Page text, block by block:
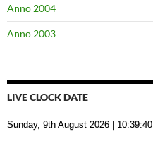
Anno 2004
Anno 2003
LIVE CLOCK DATE
Sunday, 9th August 2026 | 10:39:41